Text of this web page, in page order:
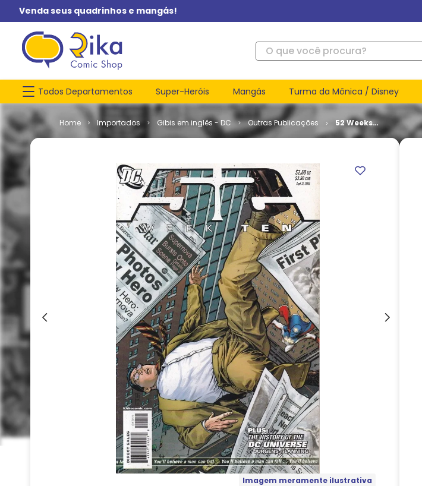
Venda seus quadrinhos e mangás!
O que você procura?
Todos Departamentos Super-Heróis Mangás Turma da Mônica / Disney
Importados Gibis em inglês - DC Outras Publicações
52 Weeks
# 10
Imagem meramente ilustrativa